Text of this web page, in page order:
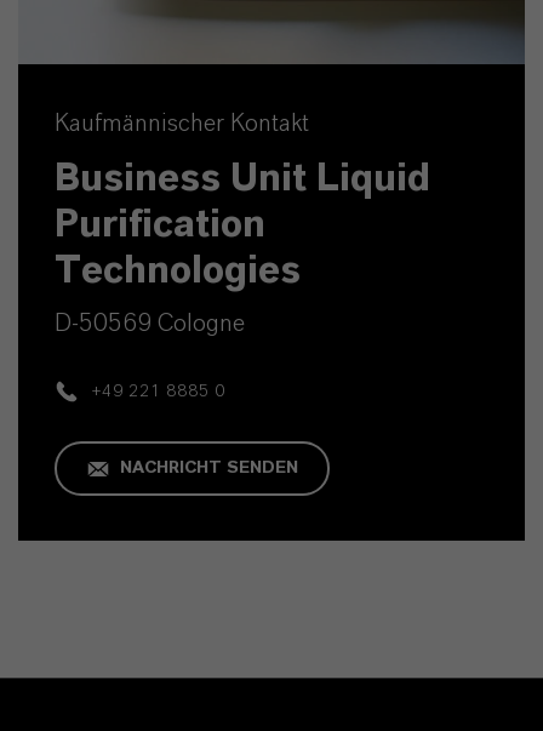
Kaufmännischer Kontakt
Business Unit Liquid
Purification
Technologies
D-50569 Cologne
+49 221 8885 0
NACHRICHT SENDEN